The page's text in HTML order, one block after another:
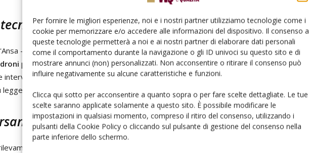
Per fornire le migliori esperienze, noi e i nostri partner utilizziamo tecnologie come i
cookie per memorizzare e/o accedere alle informazioni del dispositivo. Il consenso a
queste tecnologie permetterà a noi e ai nostri partner di elaborare dati personali
come il comportamento durante la navigazione o gli ID univoci su questo sito e di
mostrare annunci (non) personalizzati. Non acconsentire o ritirare il consenso può
influire negativamente su alcune caratteristiche e funzioni.
Clicca qui sotto per acconsentire a quanto sopra o per fare scelte dettagliate. Le tue
scelte saranno applicate solamente a questo sito. È possibile modificare le
impostazioni in qualsiasi momento, compreso il ritiro del consenso, utilizzando i
pulsanti della Cookie Policy o cliccando sul pulsante di gestione del consenso nella
parte inferiore dello schermo.
- è necessario mettere in campoun mix di soluzioni
per monitorare i terreni oppure app per evidenziare le possibili
interventi sul territorio, o ancora si potrebberoutilizzare piccoli
leggeri di quelli tradizionali, che limitino il compattamento dei suoli.
coltivati a vigneti
ad esempio, consentono di